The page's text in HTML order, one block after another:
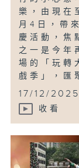
樂，由現在
月4日，帶
慶活動，焦
之一是今年
場的「玩轉
戲季」，匯
17/12/2025
收看